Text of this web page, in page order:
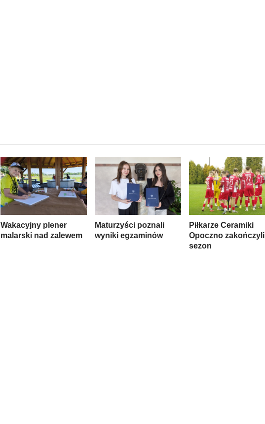
Wakacyjny plener
malarski nad zalewem
Maturzyści poznali
wyniki egzaminów
Piłkarze Ceramiki
Opoczno zakończyli
sezon